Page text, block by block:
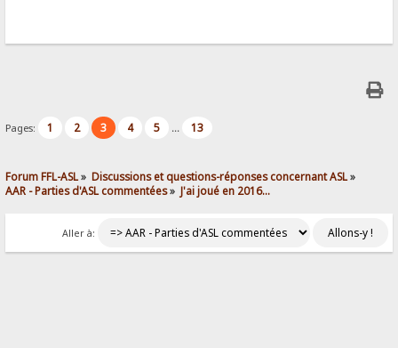
Pages: 1 2 3 4 5 ... 13
Forum FFL-ASL» Discussions et questions-réponses concernant ASL»
AAR - Parties d'ASL commentées» J'ai joué en 2016...
Aller à: